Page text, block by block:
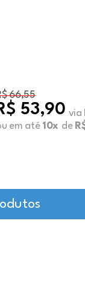
66,55
53,90 via
em até 10x de